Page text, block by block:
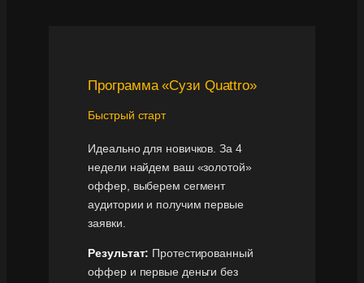
Программа «Сузи Quattro»
Быстрый старт
Идеально для новичков. За 4
недели найдем ваш «золотой»
оффер, выберем сегмент
аудитории и получим первые
заявки.
Результат: Протестированный
оффер и первые деньги без